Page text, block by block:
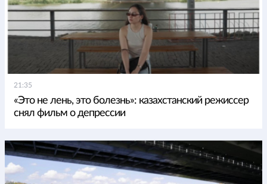
21:35
«Это не лень, это болезнь»: казахстанский режиссер
снял фильм о депрессии